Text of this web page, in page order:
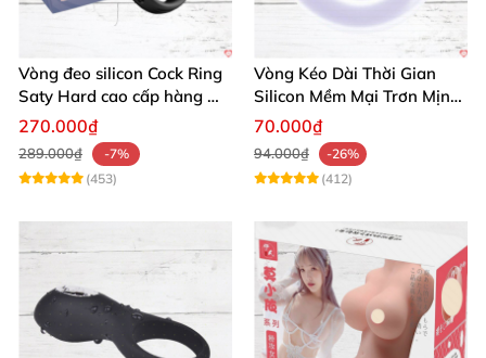
Vòng đeo silicon Cock Ring
Saty Hard cao cấp hàng Mỹ
chất lượng
270.000₫
289.000₫
-7%
(453)
Vòng Kéo Dài Thời Gian
Silicon Mềm Mại Trơn Mịn
Tăng Khoái Cảm
70.000₫
94.000₫
-26%
(412)